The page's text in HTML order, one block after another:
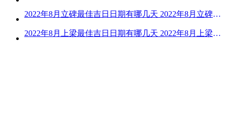
2022年8月立碑最佳吉日日期有哪几天 2022年8月立碑吉日查询
2022年8月上梁最佳吉日日期有哪几天 2022年8月上梁的黄道吉日